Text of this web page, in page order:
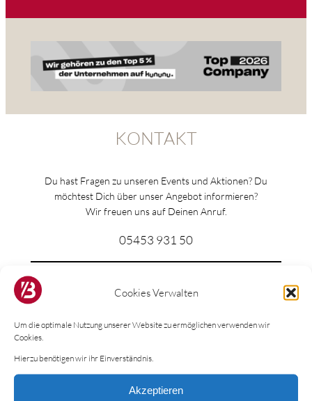
Cookies Verwalten
Um die optimale Nutzung unserer Website zu ermöglichen verwenden wir
Cookies.
Hierzu benötigen wir ihr Einverständnis.
Akzeptieren
KONTAKT
Du hast Fragen zu unseren Events und Aktionen? Du
möchtest Dich über unser Angebot informieren?
Wir freuen uns auf Deinen Anruf.
05453 931 50
www.boeckmann-mode.de
BÖCKMANN APP